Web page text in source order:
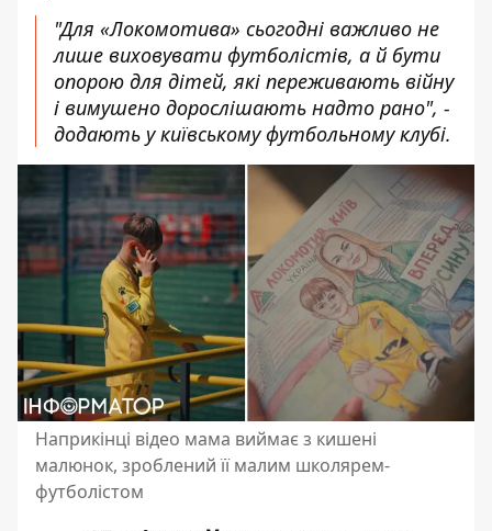
"Для «Локомотива» сьогодні важливо не
лише виховувати футболістів, а й бути
опорою для дітей, які переживають війну
і вимушено дорослішають надто рано", -
додають у київському футбольному клубі.
Наприкінці відео мама виймає з кишені
малюнок, зроблений її малим школярем-
футболістом